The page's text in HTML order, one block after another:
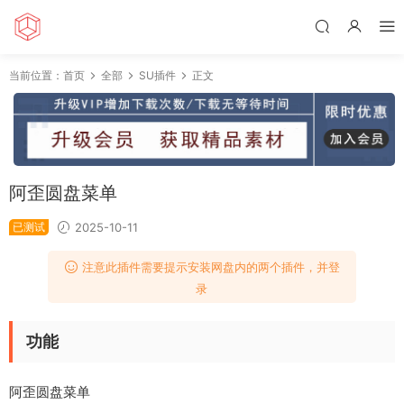
当前位置： 首页 全部 SU插件 正文
阿歪圆盘菜单
已测试 2025-10-11
注意此插件需要提示安装网盘内的两个插件，并登
录
功能
阿歪圆盘菜单